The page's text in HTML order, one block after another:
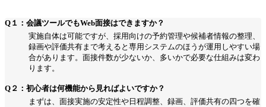
Q１：会議ツールでもWeb面接はできますか？
実施自体は可能ですが、採用向けの予約管理や候補者情報の整理、
録画や評価共有まで考えると専用システムのほうが運用しやすい場
合があります。面接件数が少ないか、多いかで必要な仕組みは変わ
ります。
Q２：初心者は何機能から見ればよいですか？
まずは、面接実施の安定性や日程調整、録画、評価共有の四つを確